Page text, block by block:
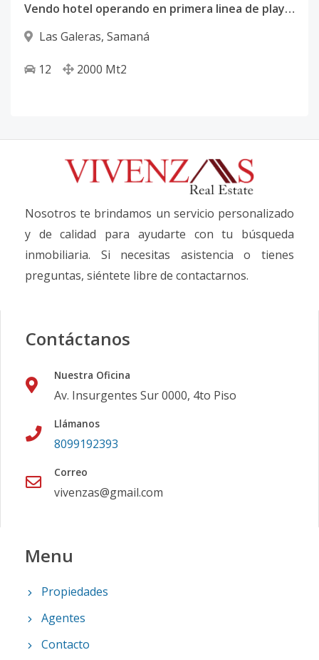
Vendo hotel operando en primera linea de playa Las Galeras, Samaná Republica Dom
Las Galeras, Samaná
12 2000 Mt2
Nosotros te brindamos un servicio personalizado
y de calidad para ayudarte con tu búsqueda
inmobiliaria. Si necesitas asistencia o tienes
preguntas, siéntete libre de contactarnos.
Contáctanos
Nuestra Oficina
Av. Insurgentes Sur 0000, 4to Piso
Llámanos
8099192393
Correo
vivenzas@gmail.com
Menu
Propiedades
Agentes
Contacto